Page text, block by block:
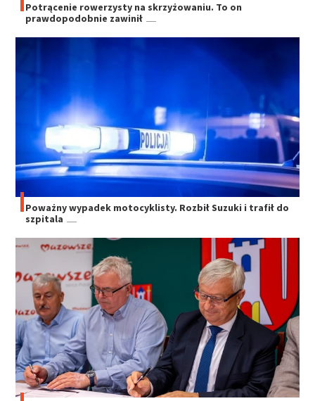
Potrącenie rowerzysty na skrzyżowaniu. To on
prawdopodobnie zawinił
Poważny wypadek motocyklisty. Rozbił Suzuki i trafił do
szpitala